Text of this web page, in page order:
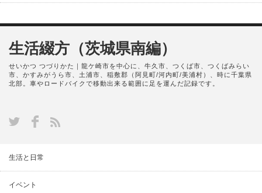
生活綴方（茨城県南編）
せいかつ つづりかた｜龍ケ崎市を中心に、牛久市、つくば市、つくばみらい
市、かすみがうら市、土浦市、稲敷郡（阿見町/河内町/美浦村）、時に千葉県
北部。車やロードバイクで移動出来る範囲に足を運んだ記録です。
生活と日常
イベント